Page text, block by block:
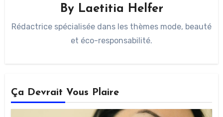
By Laetitia Helfer
Rédactrice spécialisée dans les thèmes mode, beauté
et éco-responsabilité.
Ça Devrait Vous Plaire